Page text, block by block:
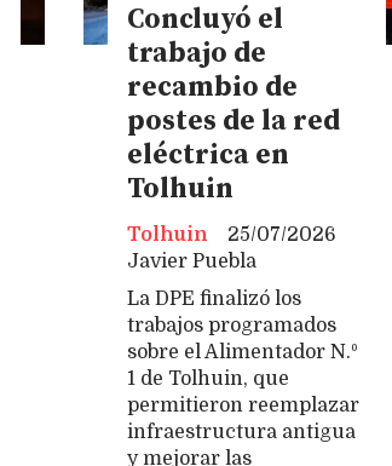
Concluyó el
trabajo de
recambio de
postes de la red
eléctrica en
Tolhuin
Javier Puebla
Tolhuin 25/07/2026
La DPE finalizó los
trabajos programados
sobre el Alimentador N.º
1 de Tolhuin, que
permitieron reemplazar
infraestructura antigua
y mejorar las